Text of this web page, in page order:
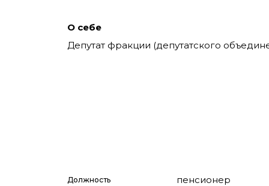
О себе
Депутат фракции (депутатского
Должность пенсионер